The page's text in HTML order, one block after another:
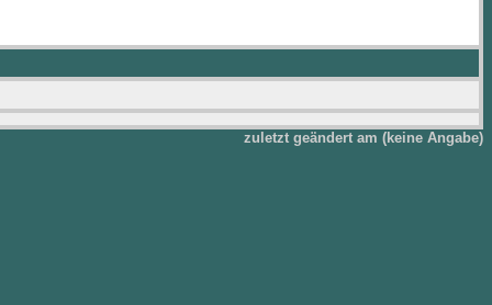
zuletzt geändert am (keine Angabe)